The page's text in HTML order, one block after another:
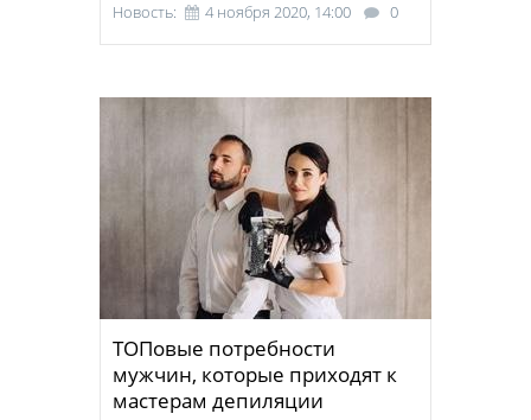
Новость: 4 ноября 2020, 14:00 0
ТОПовые потребности
мужчин, которые приходят к
мастерам депиляции